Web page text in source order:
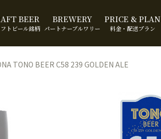
BEER
トビール銘柄
BREWERY
パートナーブルワリー
PRICE & PLAN
料金・配送プラン
TONO BEER C58 239 GOLDEN ALE